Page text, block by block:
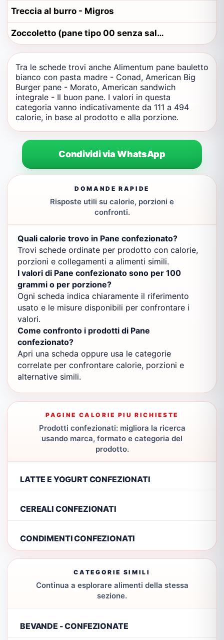
Treccia al burro - Migros
Zoccoletto (pane tipo 00 senza sale) - FAM s.r.l., Firenze, Viale Mazzini 40
Tra le schede trovi anche Alimentum pane bauletto
bianco con pasta madre - Conad, American Big
Burger pane - Morato, American sandwich
integrale - Il buon pane. I valori in questa
categoria vanno indicativamente da 111 a 494
calorie, in base al prodotto e alla porzione.
Condividi via WhatsApp
DOMANDE RAPIDE
Risposte utili su calorie, porzioni e
confronti.
Quali calorie trovo in Pane confezionato?
Trovi schede ordinate per prodotto con calorie,
porzioni e collegamenti a alimenti simili.
I valori di Pane confezionato sono per 100
grammi o per porzione?
Ogni scheda indica chiaramente il riferimento
usato e le misure disponibili per confrontare i
valori.
Come confronto i prodotti di Pane
confezionato?
Apri una scheda oppure usa le categorie
correlate per confrontare calorie, porzioni e
alternative simili.
PAGINE CALORIE PIU RICHIESTE
Prodotti confezionati: migliora la ricerca
usando marca, formato e categoria del
prodotto.
LATTE E YOGURT CONFEZIONATI
CEREALI CONFEZIONATI
CONDIMENTI CONFEZIONATI
CATEGORIE SIMILI
Continua a esplorare alimenti della stessa
sezione.
BEVANDE - CONFEZIONATE